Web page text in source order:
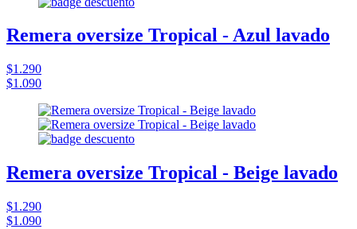
Remera oversize Tropical - Azul lavado
$1.290
$1.090
Remera oversize Tropical - Beige lavado
$1.290
$1.090